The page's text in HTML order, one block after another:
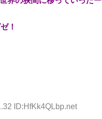
！
ID:HfKk4QLbp.net